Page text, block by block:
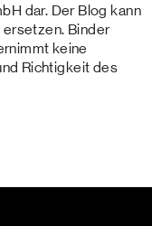
dar. Der Blog kann
ersetzen. Binder
keine
Richtigkeit des